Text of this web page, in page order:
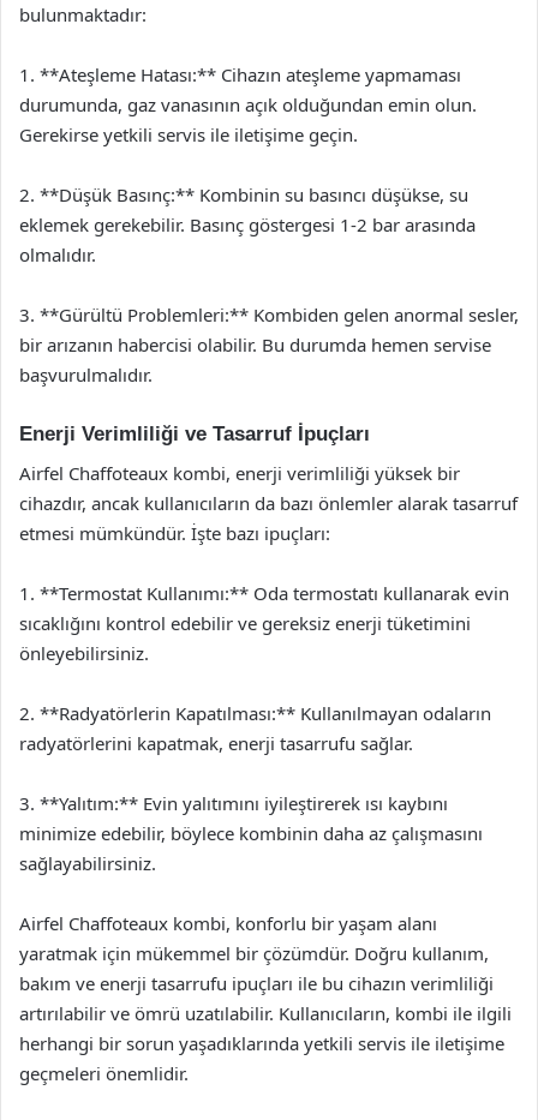
bulunmaktadır:
1. **Ateşleme Hatası:** Cihazın ateşleme yapmaması
durumunda, gaz vanasının açık olduğundan emin olun.
Gerekirse yetkili servis ile iletişime geçin.
2. **Düşük Basınç:** Kombinin su basıncı düşükse, su
eklemek gerekebilir. Basınç göstergesi 1-2 bar arasında
olmalıdır.
3. **Gürültü Problemleri:** Kombiden gelen anormal sesler,
bir arızanın habercisi olabilir. Bu durumda hemen servise
başvurulmalıdır.
Enerji Verimliliği ve Tasarruf İpuçları
Airfel Chaffoteaux kombi, enerji verimliliği yüksek bir
cihazdır, ancak kullanıcıların da bazı önlemler alarak tasarruf
etmesi mümkündür. İşte bazı ipuçları:
1. **Termostat Kullanımı:** Oda termostatı kullanarak evin
sıcaklığını kontrol edebilir ve gereksiz enerji tüketimini
önleyebilirsiniz.
2. **Radyatörlerin Kapatılması:** Kullanılmayan odaların
radyatörlerini kapatmak, enerji tasarrufu sağlar.
3. **Yalıtım:** Evin yalıtımını iyileştirerek ısı kaybını
minimize edebilir, böylece kombinin daha az çalışmasını
sağlayabilirsiniz.
Airfel Chaffoteaux kombi, konforlu bir yaşam alanı
yaratmak için mükemmel bir çözümdür. Doğru kullanım,
bakım ve enerji tasarrufu ipuçları ile bu cihazın verimliliği
artırılabilir ve ömrü uzatılabilir. Kullanıcıların, kombi ile ilgili
herhangi bir sorun yaşadıklarında yetkili servis ile iletişime
geçmeleri önemlidir.